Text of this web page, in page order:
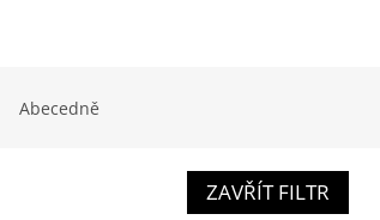
Abecedně
ZAVŘÍT FILTR